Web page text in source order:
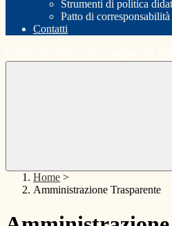
Strumenti di politica
Patto di corresponsabilità
Contatti
Home >
Amministrazione Trasparente